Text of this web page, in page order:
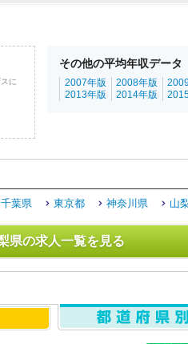
に
その他の平均年収データ
2007年版 2008年版
2013年版
2014年版
千葉県 東京都 神奈川県 山
県の求人一覧を見る